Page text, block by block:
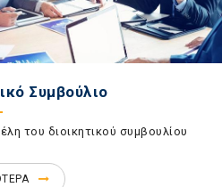
Συμβούλιο
του διοικητικού συμβουλίου